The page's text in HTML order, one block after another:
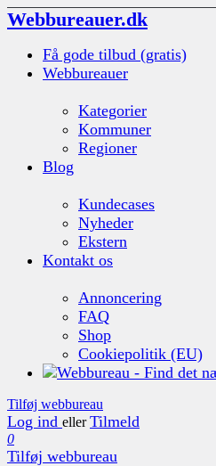
Webbureauer.dk
Få gode tilbud (gratis)
Webbureauer
Kategorier
Kommuner
Regioner
Blog
Kundecases
Nyheder
Ekstern
Kontakt os
Annoncering
FAQ
Shop
Cookiepolitik (EU)
Tilføj webbureau
Log ind eller Tilmeld
0
Tilføj webbureau